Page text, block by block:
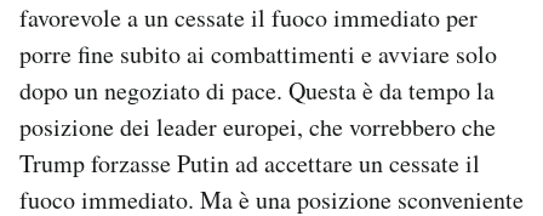
favorevole a un cessate il fuoco immediato per
porre fine subito ai combattimenti e avviare solo
dopo un negoziato di pace. Questa è da tempo la
posizione dei leader europei, che vorrebbero che
Trump forzasse Putin ad accettare un cessate il
fuoco immediato. Ma è una posizione sconveniente